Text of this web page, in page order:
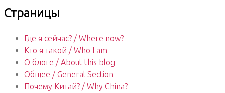
Страницы
Где я сейчас? / Where now?
Кто я такой / Who I am
О блоге / About this blog
Общее / General Section
Почему Китай? / Why China?